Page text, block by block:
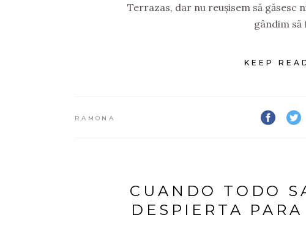
Terrazas, dar nu reușisem să găsesc
gândim să
KEEP
RAMONA
CUANDO TODO
DESPIERTA